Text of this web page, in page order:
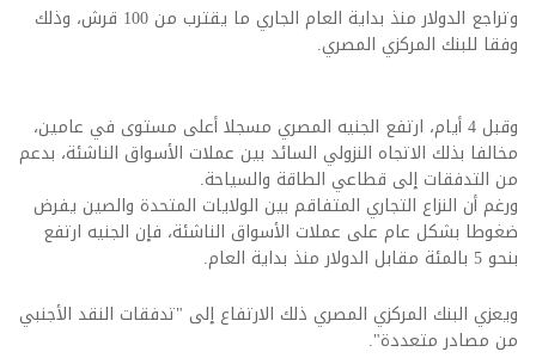
وتراجع الدولار منذ بداية العام الجاري ما يقترب من 100 قرش، وذلك
وفقا للبنك المركزي المصري.
وقبل 4 أيام، ارتفع الجنيه المصري مسجلا أعلى مستوى في عامين،
مخالفا بذلك الاتجاه النزولي السائد بين عملات الأسواق الناشئة، بدعم
من التدفقات إلى قطاعي الطاقة والسياحة.
ورغم أن النزاع التجاري المتفاقم بين الولايات المتحدة والصين يفرض
ضغوطا بشكل عام على عملات الأسواق الناشئة، فإن الجنيه ارتفع
بنحو 5 بالمئة مقابل الدولار منذ بداية العام.
ويعزي البنك المركزي المصري ذلك الارتفاع إلى "تدفقات النقد الأجنبي
من مصادر متعددة".